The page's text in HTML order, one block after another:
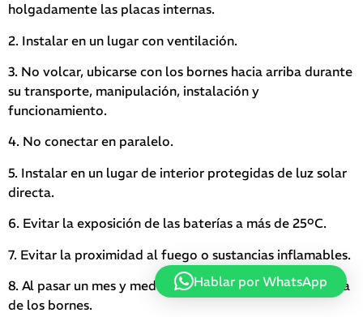
holgadamente las placas internas.
2. Instalar en un lugar con ventilación.
3. No volcar, ubicarse con los bornes hacia arriba durante
su transporte, manipulación, instalación y
funcionamiento.
4. No conectar en paralelo.
5. Instalar en un lugar de interior protegidas de luz solar
directa.
6. Evitar la exposición de las baterías a más de 25ºC.
7. Evitar la proximidad al fuego o sustancias inflamables.
8. Al pasar un mes y medio de vida comprobar la firmeza
de los bornes.
Hablar por WhatsApp